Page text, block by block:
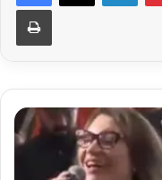
Imprimir
Janja
xinga